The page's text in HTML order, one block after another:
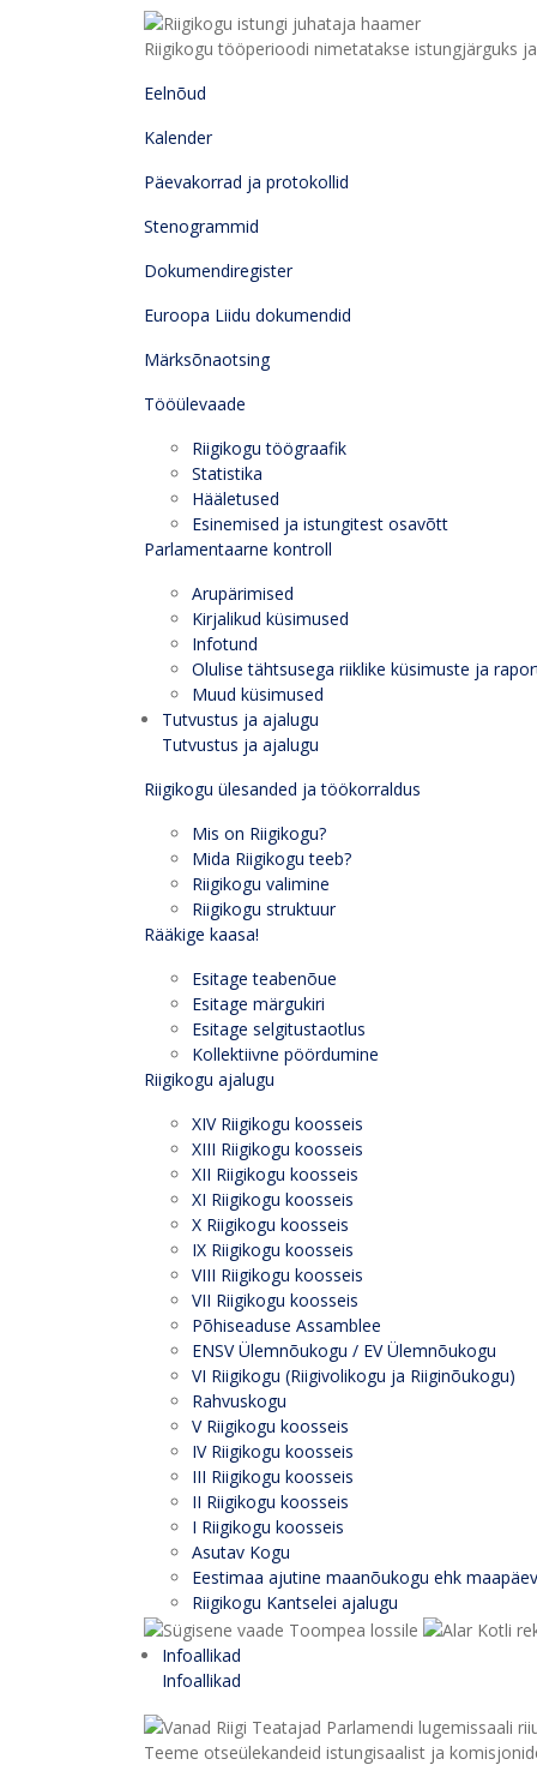
Riigikogu tööperioodi nimetatakse istungjärguks
Eelnõud
Kalender
Päevakorrad ja protokollid
Stenogrammid
Dokumendiregister
Euroopa Liidu dokumendid
Märksõnaotsing
Tööülevaade
Riigikogu töögraafik
Statistika
Hääletused
Esinemised ja istungitest osavõtt
Parlamentaarne kontroll
Arupärimised
Kirjalikud küsimused
Infotund
Olulise tähtsusega riiklike küsimuste ja
Muud küsimused
Tutvustus ja ajalugu
Tutvustus ja ajalugu
Riigikogu ülesanded ja töökorraldus
Mis on Riigikogu?
Mida Riigikogu teeb?
Riigikogu valimine
Riigikogu struktuur
Rääkige kaasa!
Esitage teabenõue
Esitage märgukiri
Esitage selgitustaotlus
Kollektiivne pöördumine
Riigikogu ajalugu
XIV Riigikogu koosseis
XIII Riigikogu koosseis
XII Riigikogu koosseis
XI Riigikogu koosseis
X Riigikogu koosseis
IX Riigikogu koosseis
VIII Riigikogu koosseis
VII Riigikogu koosseis
Põhiseaduse Assamblee
ENSV Ülemnõukogu / EV Ülemnõukogu
VI Riigikogu (Riigivolikogu ja Riiginõukogu)
Rahvuskogu
V Riigikogu koosseis
IV Riigikogu koosseis
III Riigikogu koosseis
II Riigikogu koosseis
I Riigikogu koosseis
Asutav Kogu
Eestimaa ajutine maanõukogu ehk maapäev
Riigikogu Kantselei ajalugu
Infoallikad
Infoallikad
Teeme otseülekandeid istungisaalist ja